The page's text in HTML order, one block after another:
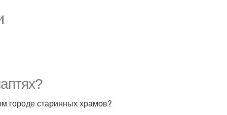
городе старинных храмов?